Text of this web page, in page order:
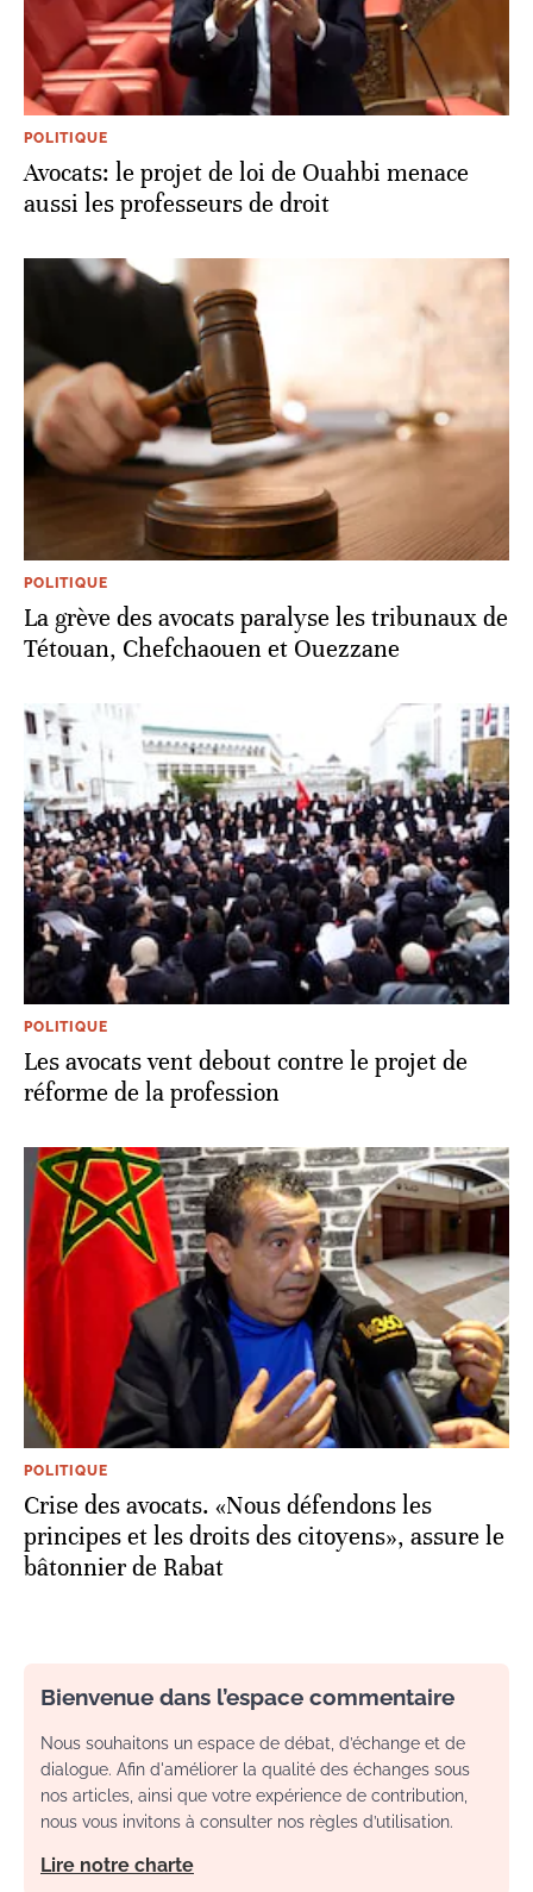
POLITIQUE
Avocats: le projet de loi de Ouahbi menace
aussi les professeurs de droit
POLITIQUE
La grève des avocats paralyse les tribunaux de
Tétouan, Chefchaouen et Ouezzane
POLITIQUE
Les avocats vent debout contre le projet de
réforme de la profession
POLITIQUE
Crise des avocats. «Nous défendons les
principes et les droits des citoyens», assure le
bâtonnier de Rabat
Bienvenue dans l’espace commentaire
Nous souhaitons un espace de débat, d’échange et de
dialogue. Afin d'améliorer la qualité des échanges sous
nos articles, ainsi que votre expérience de contribution,
nous vous invitons à consulter nos règles d’utilisation.
Lire notre charte